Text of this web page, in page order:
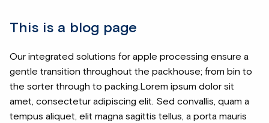
This is a blog page
Our integrated solutions for apple processing ensure a
gentle transition throughout the packhouse; from bin to
the sorter through to packing.Lorem ipsum dolor sit
amet, consectetur adipiscing elit. Sed convallis, quam a
tempus aliquet, elit magna sagittis tellus, a porta mauris